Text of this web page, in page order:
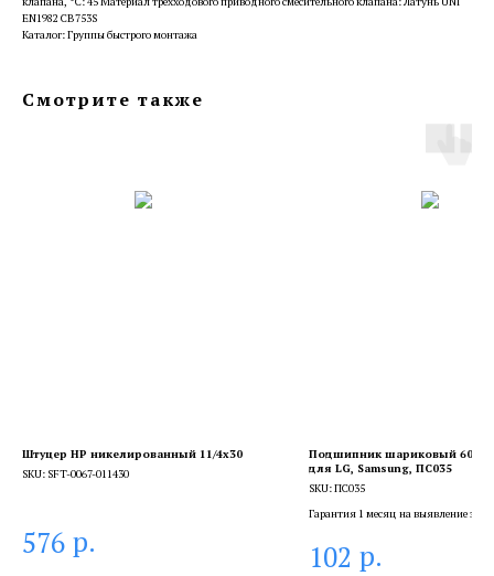
EN1982 CB753S
Каталог: Группы быстрого монтажа
Смотрите также
Штуцер НР никелированный 11/4x30
SKU: SFT-0067-011430
576 р.
Подшипник шариковый 609
для LG, Samsung, ПС035
SKU:ПС035
Гарантия 1 месяц на выявление
сертифицированный специалист.
102 р.